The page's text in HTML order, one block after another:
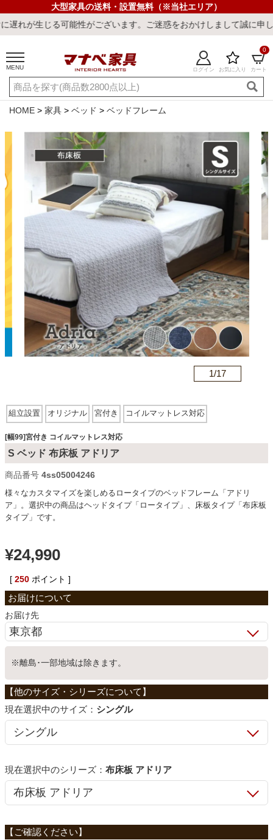
大型家具の送料・設置無料（※当社エリア）
がございます。ご迷惑をおかけしまして誠に申し訳ございません。
MENU ログイン お気に入り カート
0
ご利用ガイド 新規会員登録
店舗一覧 閲覧履歴
キーワード・商品番号で探す
最短発送 冷感ラグ 冷感寝具 ワークデスク ウィルトンラ
カテゴリから探す
ソファ
ダイニングテーブル・セット
椅子・チェア
食器棚・キッチン収納
収納家具
ホームオフィス
こたつ
寝具
HOME 家具 ベッド ベッドフレーム
1/17
組立設置 オリジナル 宮付き コイルマットレス対応
[幅99]宮付き コイルマットレス対応
S ベッド 布床板 アドリア
商品番号 4ss05004246
様々なカスタマイズを楽しめるロータイプのベッドフレーム「アドリ
ア」。選択中の商品はヘッドタイプ「ロータイプ」、床板タイプ「布床板
タイプ」です。
¥24,990
[ 250 ポイント ]
お届け先
※離島･一部地域は除きます。
サイズ： シングル
シリーズ： 布床板 アドリア